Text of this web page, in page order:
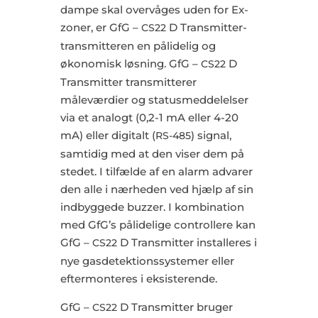
dampe skal overvåges uden for Ex-
zoner, er GfG – CS22D Transmitter-
transmitteren en pålidelig og
økonomisk løsning. GfG – CS22D
Transmitter transmitterer
måleværdier og statusmeddelelser
via et analogt (0,2-1 mA eller 4-20
mA) eller digitalt (RS-485) signal,
samtidig med at den viser dem på
stedet. I tilfælde af en alarm advarer
den alle i nærheden ved hjælp af sin
indbyggede buzzer. I kombination
med GfG’s pålidelige controllere kan
GfG – CS22D Transmitter installeres i
nye gasdetektionssystemer eller
eftermonteres i eksisterende.
GfG – CS22D Transmitter bruger